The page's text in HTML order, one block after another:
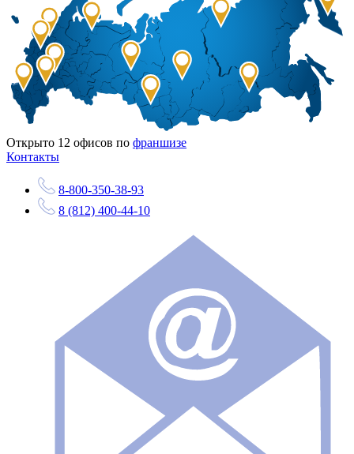
Открыто 12 офисов по франшизе
Контакты
8-800-350-38-93
8 (812) 400-44-10